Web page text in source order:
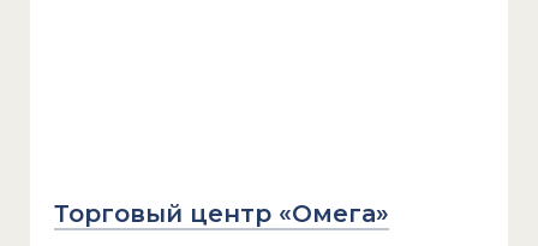
Торговый центр «Омега»